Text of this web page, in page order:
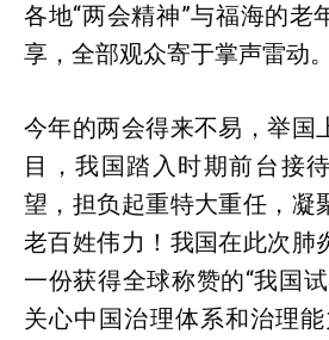
各地“两会精神”与福海的老
享，全部观众寄于掌声雷动。
今年的两会得来不易，举国
目，我国踏入时期前台接
望，担负起重特大重任，凝
老百姓伟力！我国在此次肺
一份获得全球称赞的“我国
关心中国治理体系和治理